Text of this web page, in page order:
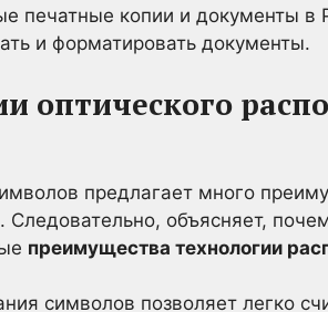
печатные копии и документы в
и форматировать документы.
оптического
предлагает много
объясняет,
преимущества технологии
символов позволяет легко